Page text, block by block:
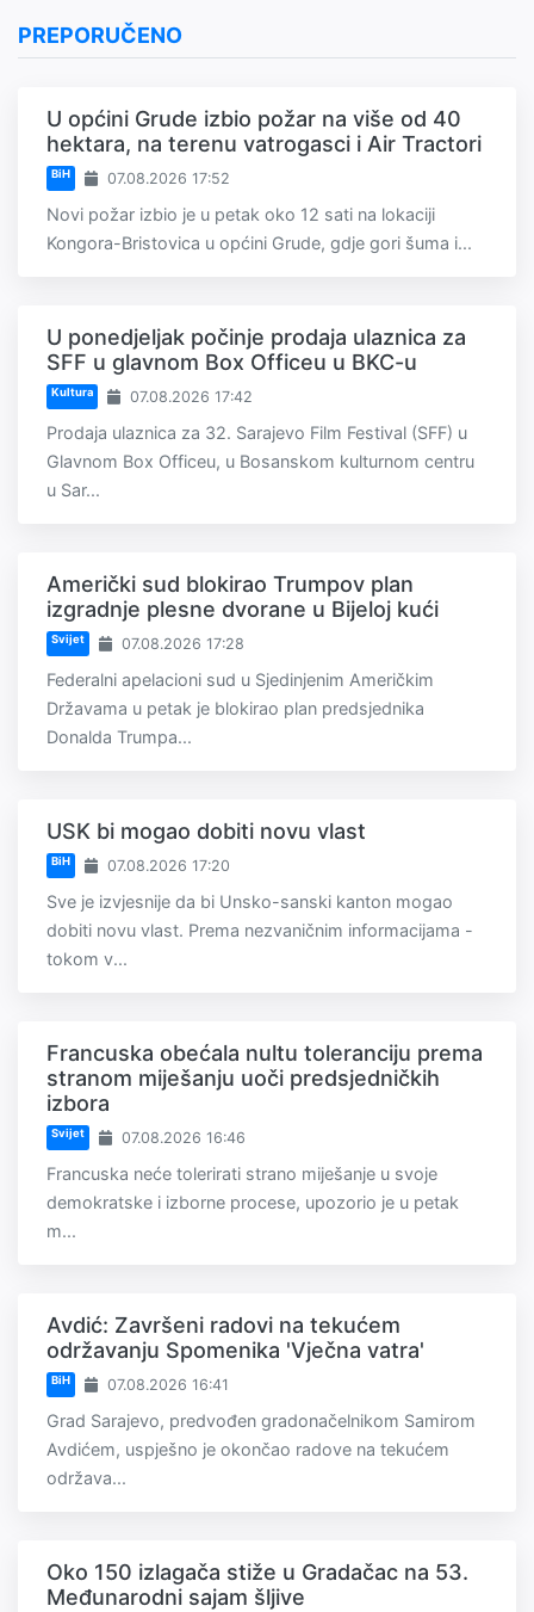
PREPORUČENO
U općini Grude izbio požar na više od 40
hektara, na terenu vatrogasci i Air Tractori
BiH 07.08.2026 17:52
Novi požar izbio je u petak oko 12 sati na lokaciji
Kongora-Bristovica u općini Grude, gdje gori šuma i...
U ponedjeljak počinje prodaja ulaznica za
SFF u glavnom Box Officeu u BKC-u
Kultura 07.08.2026 17:42
Prodaja ulaznica za 32. Sarajevo Film Festival (SFF) u
Glavnom Box Officeu, u Bosanskom kulturnom centru
u Sar...
Američki sud blokirao Trumpov plan
izgradnje plesne dvorane u Bijeloj kući
Svijet 07.08.2026 17:28
Federalni apelacioni sud u Sjedinjenim Američkim
Državama u petak je blokirao plan predsjednika
Donalda Trumpa...
USK bi mogao dobiti novu vlast
BiH 07.08.2026 17:20
Sve je izvjesnije da bi Unsko-sanski kanton mogao
dobiti novu vlast. Prema nezvaničnim informacijama -
tokom v...
Francuska obećala nultu toleranciju prema
stranom miješanju uoči predsjedničkih
izbora
Svijet 07.08.2026 16:46
Francuska neće tolerirati strano miješanje u svoje
demokratske i izborne procese, upozorio je u petak
m...
Avdić: Završeni radovi na tekućem
održavanju Spomenika 'Vječna vatra'
BiH 07.08.2026 16:41
Grad Sarajevo, predvođen gradonačelnikom Samirom
Avdićem, uspješno je okončao radove na tekućem
održava...
Oko 150 izlagača stiže u Gradačac na 53.
Međunarodni sajam šljive